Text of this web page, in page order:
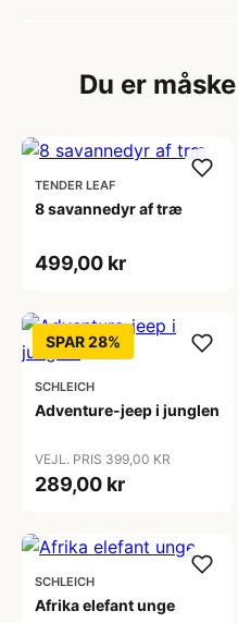
Du er
TENDER LEAF
8 savannedyr af træ
499,00 kr
SPAR 28%
SCHLEICH
Adventure-jeep i junglen
VEJL. PRIS 399,00 KR
289,00 kr
SCHLEICH
Afrika elefant unge